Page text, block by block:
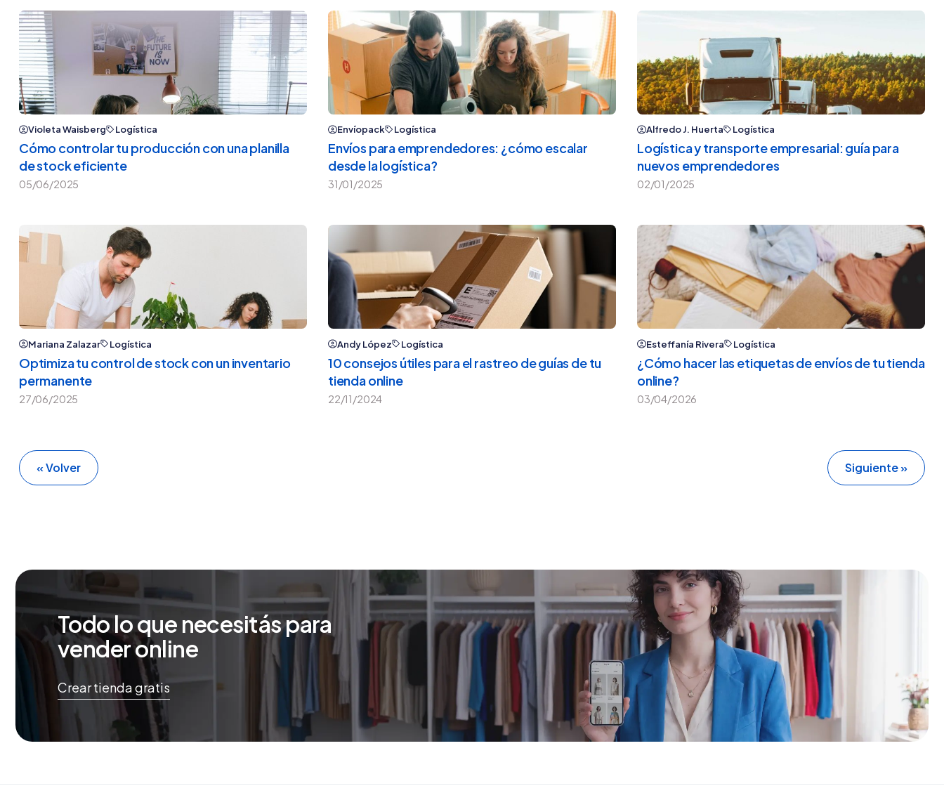
Violeta Waisberg Logística
Cómo controlar tu producción con una planilla
de stock eficiente
05/06/2025
Envíopack Logística
Envíos para emprendedores: ¿cómo escalar
desde la logística?
31/01/2025
Alfredo J. Huerta Logística
Logística y transporte empresarial: guía para
nuevos emprendedores
02/01/2025
Mariana Zalazar Logística
Optimiza tu control de stock con un inventario
permanente
27/06/2025
Andy López Logística
10 consejos útiles para el rastreo de guías de tu
tienda online
22/11/2024
Esteffanía Rivera Logística
¿Cómo hacer las etiquetas de envíos de tu tienda
online?
03/04/2026
« Volver Siguiente »
Todo lo que necesitás para
vender online
Crear tienda gratis